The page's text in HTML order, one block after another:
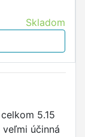
Skladom
5.15
účinná